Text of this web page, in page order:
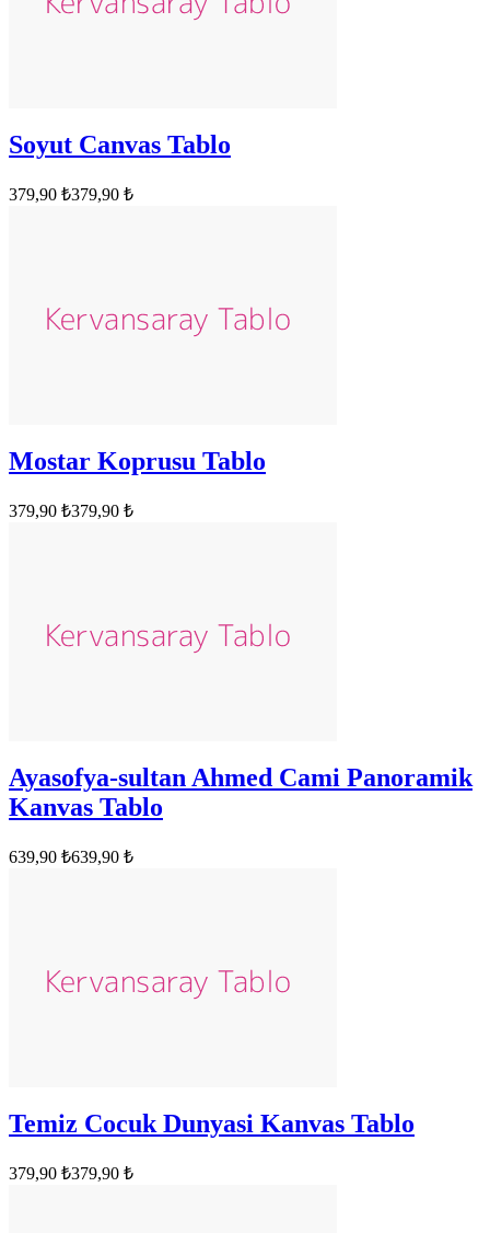
Soyut Canvas Tablo
379,90 ₺379,90 ₺
Mostar Koprusu Tablo
379,90 ₺379,90 ₺
Ayasofya-sultan Ahmed Cami Panoramik
Kanvas Tablo
639,90 ₺639,90 ₺
Temiz Cocuk Dunyasi Kanvas Tablo
379,90 ₺379,90 ₺